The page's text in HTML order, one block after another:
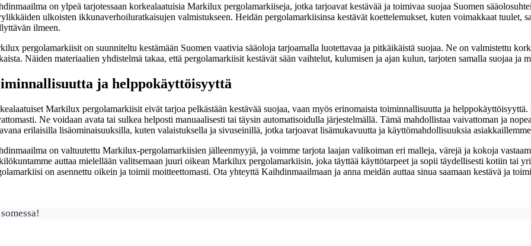
on ylpeä tarjotessaan korkealaatuisia Markilux pergolamarkiiseja, jotka tarjoavat kestävää ja toimivaa suojaa Suomen
ulkoisten ikkunaverhoiluratkaisujen valmistukseen. Heidän pergolamarkiisinsa kestävät koettelemukset, kuten voimakkaat tuulet,
ilmeen.
pergolamarkiisit on suunniteltu kestämään Suomen vaativia sääoloja tarjoamalla luotettavaa ja pitkäikäistä suojaa. Ne on valmistettu
Näiden materiaalien yhdistelmä takaa, että pergolamarkiisit kestävät sään vaihtelut, kulumisen ja ajan kulun, tarjoten samalla suojaa ja
ja helppokäyttöisyyttä
Markilux pergolamarkiisit eivät tarjoa pelkästään kestävää suojaa, vaan myös erinomaista toiminnallisuutta ja
Ne voidaan avata tai sulkea helposti manuaalisesti tai täysin automatisoidulla järjestelmällä. Tämä mahdollistaa vaivattoman ja
erilaisilla lisäominaisuuksilla, kuten valaistuksella ja sivuseinillä, jotka tarjoavat lisämukavuutta ja käyttömahdollisuuksia
on valtuutettu Markilux-pergolamarkiisien jälleenmyyjä, ja voimme tarjota laajan valikoiman eri malleja, värejä ja kokoja
auttaa mielellään valitsemaan juuri oikean Markilux pergolamarkiisin, joka täyttää käyttötarpeet ja sopii täydellisesti kotiin tai
on asennettu oikein ja toimii moitteettomasti. Ota yhteyttä Kaihdinmaailmaan ja anna meidän auttaa sinua saamaan kestävä ja